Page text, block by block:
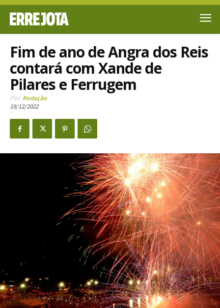
Fim de ano de Angra dos Reis
contará com Xande de
Pilares e Ferrugem
Por Redação
19/12/2022